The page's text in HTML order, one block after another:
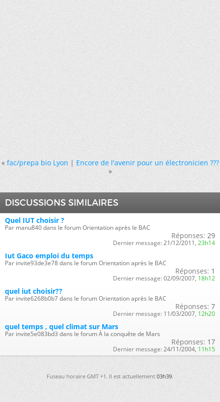
« fac/prepa bio Lyon|Encore de l'avenir pour un électronicien ???
»
DISCUSSIONS SIMILAIRES
Quel IUT choisir ?
Par manu840 dans le forum Orientation après le BAC
Réponses: 29
Dernier message: 21/12/2011, 23h14
Iut Gaco emploi du temps
Par invite93de3e78 dans le forum Orientation après le BAC
Réponses: 1
Dernier message: 02/09/2007, 18h12
quel iut choisir??
Par invite6268b0b7 dans le forum Orientation après le BAC
Réponses: 7
Dernier message: 11/03/2007, 12h20
quel temps , quel climat sur Mars
Par invite5e083bd3 dans le forum À la conquête de Mars
Réponses: 17
Dernier message: 24/11/2004, 11h15
Fuseau horaire GMT +1. Il est actuellement03h39.